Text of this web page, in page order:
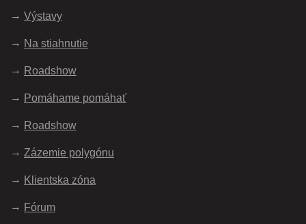
Výstavy
Na stiahnutie
Roadshow
Pomáhame pomáhať
Roadshow
Zázemie polygónu
Klientska zóna
Fórum